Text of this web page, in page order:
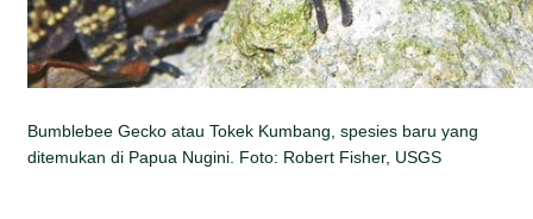
Bumblebee Gecko atau Tokek Kumbang, spesies baru yang
ditemukan di Papua Nugini. Foto: Robert Fisher, USGS